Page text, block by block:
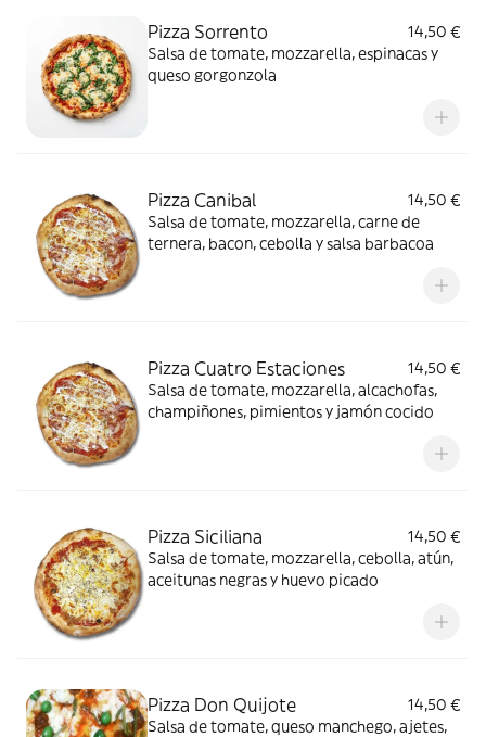
Pizza Sorrento
14,50 €
Salsa de tomate, mozzarella, espinacas y
queso gorgonzola
Pizza Canibal
14,50 €
Salsa de tomate, mozzarella, carne de
ternera, bacon, cebolla y salsa barbacoa
Pizza Cuatro Estaciones
14,50 €
Salsa de tomate, mozzarella, alcachofas,
champiñones, pimientos y jamón cocido
Pizza Siciliana
14,50 €
Salsa de tomate, mozzarella, cebolla, atún,
aceitunas negras y huevo picado
Pizza Don Quijote
14,50 €
Salsa de tomate, queso manchego, ajetes,